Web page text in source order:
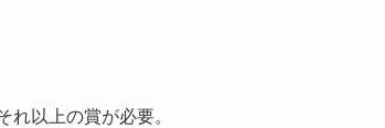
以上の賞が必要。